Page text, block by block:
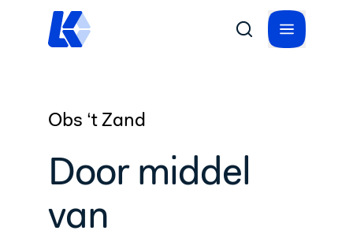
Obs ‘t Zand
Door middel
van